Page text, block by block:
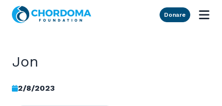
Skip to Main Content
Donare
Jon
2/8/2023